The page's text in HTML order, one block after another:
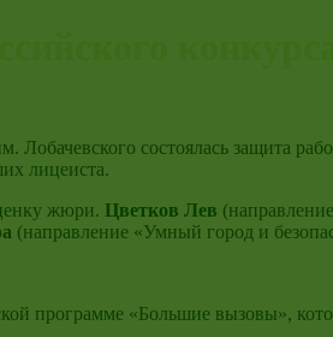
состоялась защита
лицеиста.
жюри. Цветков Лев
(направление «Умный город и
программе «Большие вызовы»,